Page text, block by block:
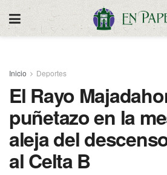
Inicio Deportes
El Rayo
puñetazo en la
aleja del
al Celta B